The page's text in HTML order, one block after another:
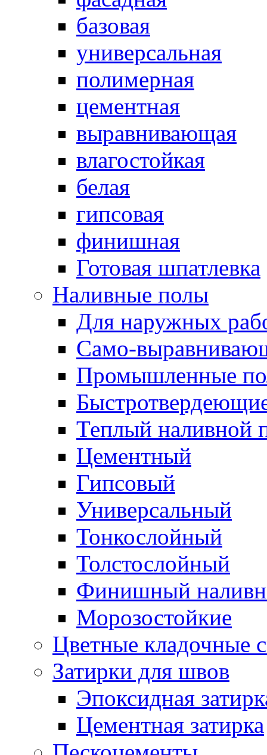
базовая
универсальная
полимерная
цементная
выравнивающая
влагостойкая
белая
гипсовая
финишная
Готовая шпатлевка
Наливные полы
Для наружных
Само-
Промышленные
Теплый наливной
Цементный
Гипсовый
Универсальный
Тонкослойный
Толстослойный
Финишный
Морозостойкие
Цветные кладочные
Затирки для швов
Эпоксидная
Цементная затирка